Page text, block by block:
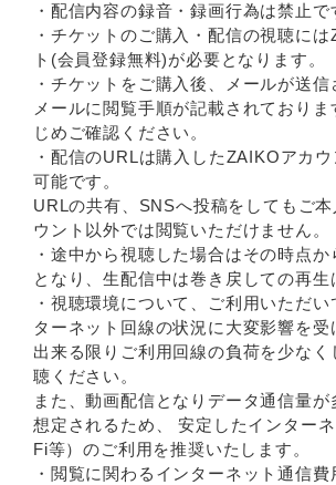
・配信内容の録音・録画行為は禁止で
・チケットのご購入・配信の視聴に
ト(会員登録無料)が必要となります。
・チケットをご購入後、メールが送信
メールに閲覧手順が記載されており
じめご確認ください。
・配信のURLは購入したZAIKOアカ
可能です。
URLの共有、SNSへ投稿をしてもご
ウント以外では閲覧いただけません。
・途中から視聴した場合はその時点
となり、生配信中は巻き戻しての再生
・視聴環境について、ご利用いただい
ターネット回線の状況に大変影響を受
出来る限りご利用回線の負荷を少なく
聴ください。
また、動画配信となりデータ通信量が
想定されるため、 安定したインター
Fi等）のご利用を推奨いたします。
・閲覧に関わるインターネット通信